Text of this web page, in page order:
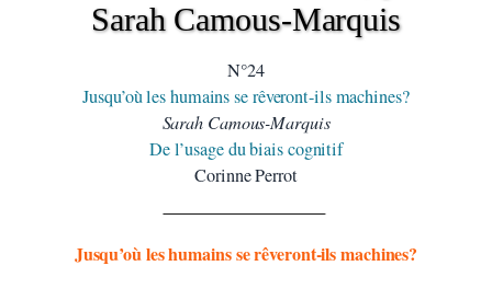
Sarah Camous-Marquis
N°24
Jusqu’où les humains se rêveront-ils machines?
Sarah Camous-Marquis
De l’usage du biais cognitif
Corinne Perrot
Jusqu’où les humains se rêveront-ils machines?